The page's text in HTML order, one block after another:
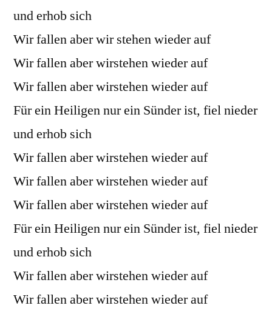
und erhob sich
Wir fallen aber wir stehen wieder auf
Wir fallen aber wirstehen wieder auf
Wir fallen aber wirstehen wieder auf
Für ein Heiligen nur ein Sünder ist, fiel nieder
und erhob sich
Wir fallen aber wirstehen wieder auf
Wir fallen aber wirstehen wieder auf
Wir fallen aber wirstehen wieder auf
Für ein Heiligen nur ein Sünder ist, fiel nieder
und erhob sich
Wir fallen aber wirstehen wieder auf
Wir fallen aber wirstehen wieder auf